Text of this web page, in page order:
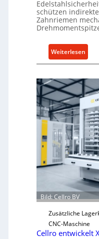
u
n
g
n
5
ü
b
e
r
V
o
r
j
a
h
r
schützen
Zahnriemen
Weiterlesen:
M
c
h
n
i
s
c
h
e
r
Ü
b
Bild: Cellro BV
Zusätzliche
CNC-Maschine
Cellro entwickelt